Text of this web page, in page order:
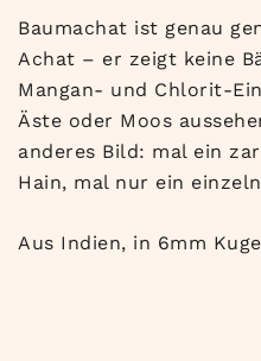
Baumachat ist genau
Achat – er zeigt keine
Mangan- und Chlorit-
Äste oder Moos
anderes Bild: mal ein
Hain, mal nur ein
Aus Indien, in 6mm